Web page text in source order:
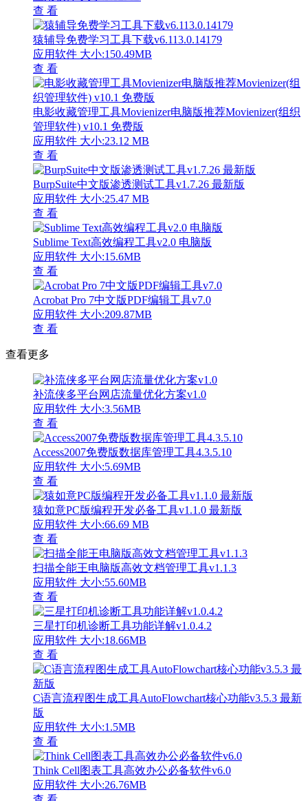
查 看
猿辅导免费学习工具下载v6.113.0.14179
应用软件 大小:150.49MB
查 看
电影收藏管理工具Movienizer电脑版推荐Movienizer(组织
管理软件) v10.1 免费版
应用软件 大小:23.12 MB
查 看
BurpSuite中文版渗透测试工具v1.7.26 最新版
应用软件 大小:25.47 MB
查 看
Sublime Text高效编程工具v2.0 电脑版
应用软件 大小:15.6MB
查 看
Acrobat Pro 7中文版PDF编辑工具v7.0
应用软件 大小:209.87MB
查 看
查看更多
补流侠多平台网店流量优化方案v1.0
应用软件 大小:3.56MB
查 看
Access2007免费版数据库管理工具4.3.5.10
应用软件 大小:5.69MB
查 看
猿如意PC版编程开发必备工具v1.1.0 最新版
应用软件 大小:66.69 MB
查 看
扫描全能王电脑版高效文档管理工具v1.1.3
应用软件 大小:55.60MB
查 看
三星打印机诊断工具功能详解v1.0.4.2
应用软件 大小:18.66MB
查 看
C语言流程图生成工具AutoFlowchart核心功能v3.5.3 最新
版
应用软件 大小:1.5MB
查 看
Think Cell图表工具高效办公必备软件v6.0
应用软件 大小:26.76MB